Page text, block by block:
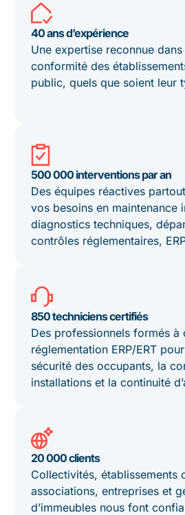
40 ans d’expérience
Une expertise reconnue
conformité des
public, quels que soient leur
500 000 interventions par an
Des équipes réactives
vos besoins en maintenance
diagnostics techniques,
contrôles réglementaires,
850 techniciens certifiés
Des professionnels formés à
réglementation ERP/ERT
sécurité des occupants, la
installations et la continuité
20 000 clients
Collectivités, établissements
associations, entreprises et
d’immeubles nous font